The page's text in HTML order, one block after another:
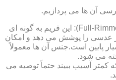
آن ها می پردازیم.
عینک های با فریم های کامل (Full-Rimmed): این فریم به گونه ای
عدسی را پوشش می دهد و امکان
پایین است.جنس آن ها معمولاً
می شود.
کمتر آسیب ببیند حتماً توصیه می